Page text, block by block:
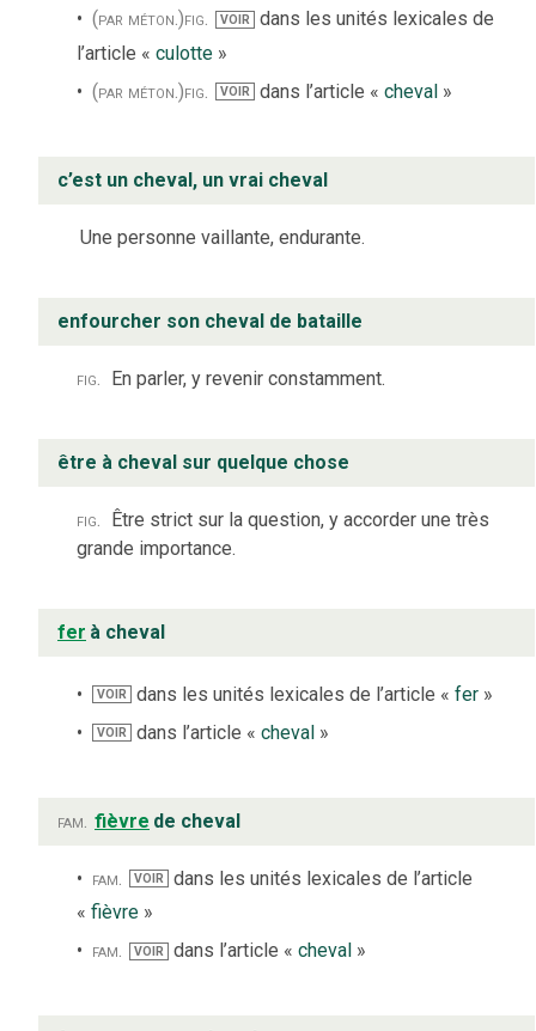
(par méton.)fig. VOIR dans les unités lexicales de
l’article « culotte »
(par méton.)fig. VOIR dans l’article « cheval»
c’est un cheval, un vrai cheval
Une personne vaillante, endurante.
enfourcher son cheval de bataille
fig. En parler, y revenir constamment.
être à cheval sur quelque chose
fig.
Être strict sur la question, y accorder une très
grande importance.
fer à cheval
VOIR dans les unités lexicales de l’article «fer »
VOIR dans l’article «cheval »
fam. fièvre de cheval
fam. VOIR
dans les unités lexicales de l’article
« fièvre »
fam.
VOIR dans l’article « cheval »